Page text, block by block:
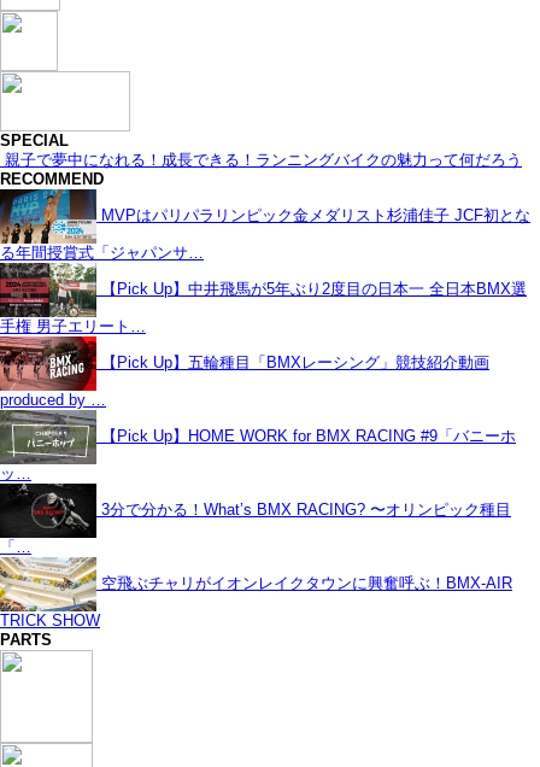
SPECIAL
親子で夢中になれる！成長できる！ランニングバイクの魅力って何だろう
RECOMMEND
MVPはパリパラリンピック金メダリスト杉浦佳子 JCF初とな
る年間授賞式「ジャパンサ…
【Pick Up】中井飛馬が5年ぶり2度目の日本一 全日本BMX選
手権 男子エリート…
【Pick Up】五輪種目「BMXレーシング」競技紹介動画
produced by …
【Pick Up】HOME WORK for BMX RACING #9「バニーホ
ッ…
3分で分かる！What’s BMX RACING? 〜オリンピック種目
「…
空飛ぶチャリがイオンレイクタウンに興奮呼ぶ！BMX-AIR
TRICK SHOW
PARTS